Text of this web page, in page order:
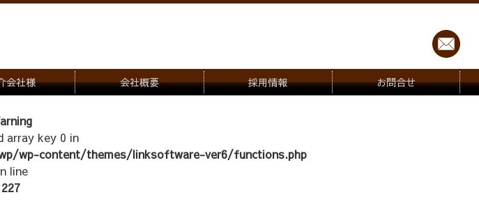
会社様
介
会社概要 採用情報 お問合せ
array key 0 in
wp-content/themes/linksoftware-ver6/functions.php
line
227